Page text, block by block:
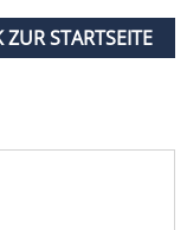
STARTSEITE